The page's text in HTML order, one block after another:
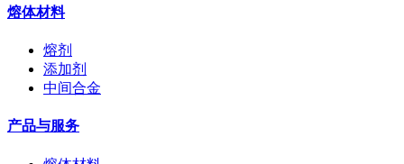
熔体材料
熔剂
添加剂
中间合金
产品与服务